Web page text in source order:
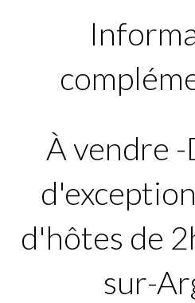
À vendre
d'hôtes de
sur-